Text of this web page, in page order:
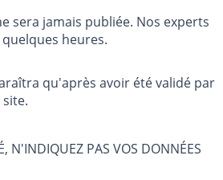
sera jamais publiée. Nos experts
heures.
qu'après avoir été validé par
N'INDIQUEZ PAS VOS DONNÉES